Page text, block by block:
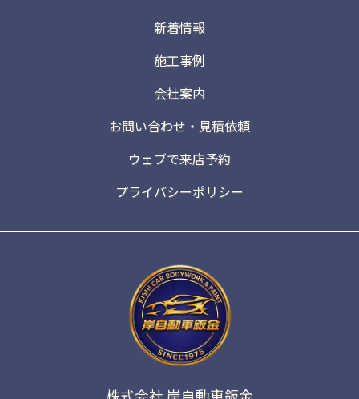
新着情報
施工事例
会社案内
お問い合わせ・見積依頼
ウェブで来店予約
プライバシーポリシー